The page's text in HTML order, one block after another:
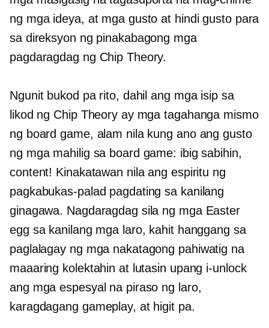
ng mga ideya, at mga gusto at hindi gusto para
sa direksyon ng pinakabagong mga
pagdaragdag ng Chip Theory.
Ngunit bukod pa rito, dahil ang mga isip sa
likod ng Chip Theory ay mga tagahanga mismo
ng board game, alam nila kung ano ang gusto
ng mga mahilig sa board game: ibig sabihin,
content! Kinakatawan nila ang espiritu ng
pagkabukas-palad pagdating sa kanilang
ginagawa. Nagdaragdag sila ng mga Easter
egg sa kanilang mga laro, kahit hanggang sa
paglalagay ng mga nakatagong pahiwatig na
maaaring kolektahin at lutasin upang i-unlock
ang mga espesyal na piraso ng laro,
karagdagang gameplay, at higit pa.